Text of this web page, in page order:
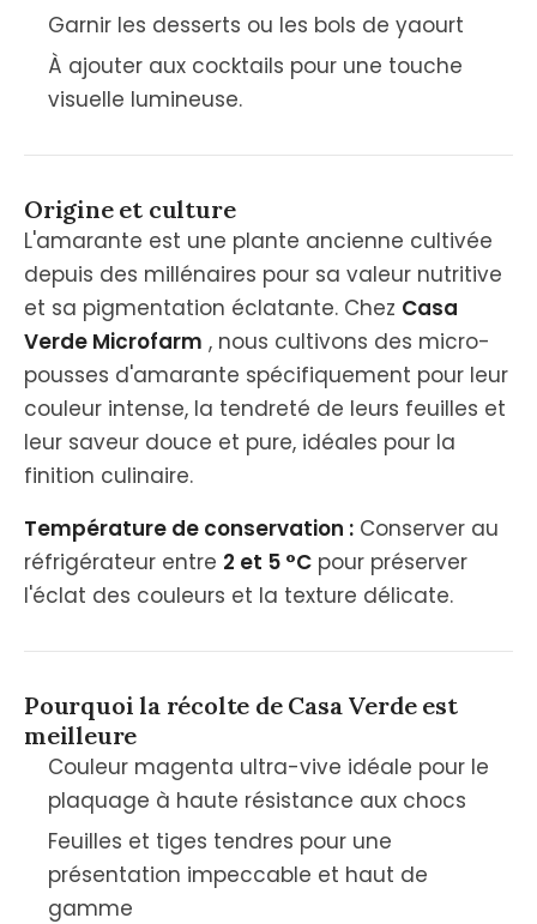
Garnir les desserts ou les bols de yaourt
À ajouter aux cocktails pour une touche
visuelle lumineuse.
Origine et culture
L'amarante est une plante ancienne cultivée
depuis des millénaires pour sa valeur nutritive
et sa pigmentation éclatante. Chez Casa
Verde Microfarm , nous cultivons des micro-
pousses d'amarante spécifiquement pour leur
couleur intense, la tendreté de leurs feuilles et
leur saveur douce et pure, idéales pour la
finition culinaire.
Température de conservation : Conserver au
réfrigérateur entre 2 et 5 °C pour préserver
l'éclat des couleurs et la texture délicate.
Pourquoi la récolte de Casa Verde est
meilleure
Couleur magenta ultra-vive idéale pour le
plaquage à haute résistance aux chocs
Feuilles et tiges tendres pour une
présentation impeccable et haut de
gamme